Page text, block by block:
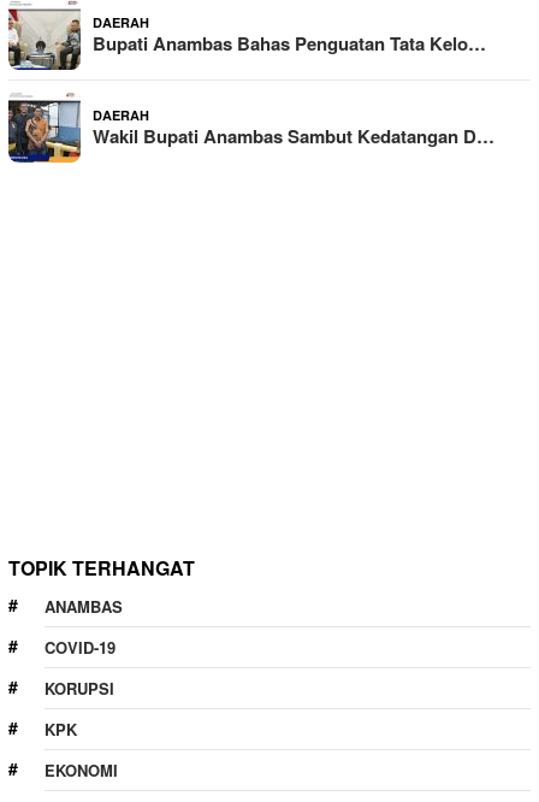
DAERAH
Bupati Anambas Bahas Penguatan Tata Kelo…
DAERAH
Wakil Bupati Anambas Sambut Kedatangan D…
TOPIK TERHANGAT
ANAMBAS
COVID-19
KORUPSI
KPK
EKONOMI